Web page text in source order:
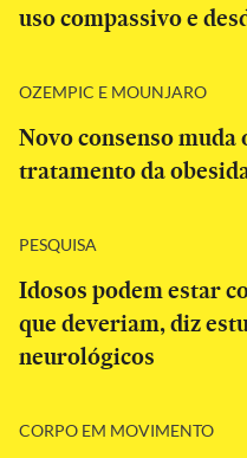
uso compassivo e
OZEMPIC E MOUNJARO
Novo consenso muda
tratamento da
PESQUISA
Idosos podem estar
que deveriam, diz
neurológicos
CORPO EM MOVIMENTO